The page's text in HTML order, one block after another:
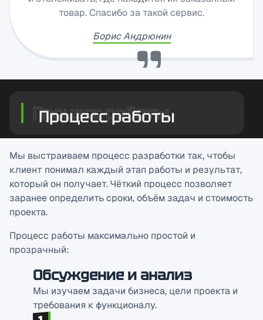
Кристина Егорова
Процесс работы
Мы выстраиваем процесс разработки так, чтобы
клиент понимал каждый этап работы и результат,
который он получает. Чёткий процесс позволяет
заранее определить сроки, объём задач и стоимость
проекта.
Процесс работы максимально простой и
прозрачный:
Обсуждение и анализ
Мы изучаем задачи бизнеса, цели проекта и
требования к функционалу.